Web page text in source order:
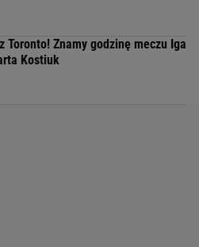
Toronto! Znamy godzinę meczu Iga
Kostiuk